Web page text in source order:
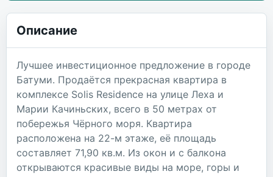
Описание
Лучшее инвестиционное предложение в городе
Батуми. Продаётся прекрасная квартира в
комплексе Solis Residence на улице Леха и
Марии Качиньских, всего в 50 метрах от
побережья Чёрного моря. Квартира
расположена на 22-м этаже, её площадь
составляет 71,90 кв.м. Из окон и с балкона
открываются красивые виды на море, горы и